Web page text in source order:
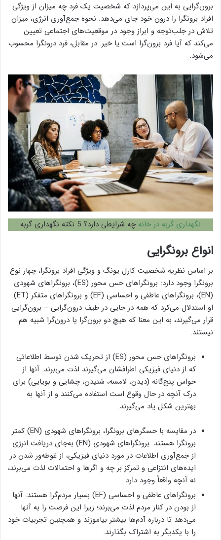
برون‌گرایی به این می‌پردازد که شخصیت یک فرد چه میزان از ویژگی
افراد برونگرا را درون خود جای می‌دهد. نحوه جمع‌آوری انرژی، میزان
تلاش در جلب‌توجه و ابراز وجود در موقعیت‌های اجتماعی تعیین
می‌کند که آیا فرد برون‌گرا است یا خیر. در مقابل، فرد درونگرا محسوب
می‌شود.
نگهداری گربه در خانه چه شرایطی دارد؟ 5 نکته نگهداری گربه
انواع برونگرایی
بر اساس نظریه شخصیت کارل یونگ و ویژگی افراد برونگرا، چهار نوع
برونگرا وجود دارد: برونگراهای حس محور (ES)، برونگراهای شهودی
(EN)، برونگراهای عاطفی و احساسی (EF) و برونگراهای متفکر (ET).
او استدلال می‌کرد که همه در جایی در طیف درون‌گرایی – برون‌گرایی
قرار می‌گیرند، به این معنا که هیچ دو برون‌گرا یا درون‌گرا شبیه هم
نیستند.
برونگراهای حس محور (ES) از تحریک شدن توسط اطلاعاتی
که از دنیای فیزیکی اطرافشان می‌گیرند لذت می‌برند. آنها از
حواس پنج‌گانه (دیدن، لامسه، شنیدن، چشایی و بویایی) برای
درک آنچه در حال وقوع است استفاده می‌کنند و از آنها به
بهترین شکل یاد می‌گیرند.
در مقایسه با حسگرهای برونگرا، برونگراهای شهودی (EN) کمتر
برونگرا هستند. برونگراهای شهودی (EN) به‌جای دریافت انرژی
از جمع‌آوری اطلاعات در مورد دنیای فیزیکی، از غوطه‌ور شدن در
ایده‌های انتزاعی و تمرکز بر چه و اگرها و احتمالات لذت می‌برند،
نه آنچه واقعاً وجود دارد.
برونگراهای عاطفی و احساسی (EF) بسیار مردم‌گرا هستند. آنها
از بودن در کنار مردم لذت می‌برند؛ زیرا این فرصت را به آنها
می‌دهد تا درباره آدم‌ها بیشتر بیاموزند و همچنین تجربیات خود
را با یکدیگر به اشتراک بگذارند.